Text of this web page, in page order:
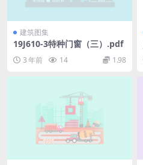
建筑图集
19J610-3特种门窗（三）.pdf
3 年前 14 1.98